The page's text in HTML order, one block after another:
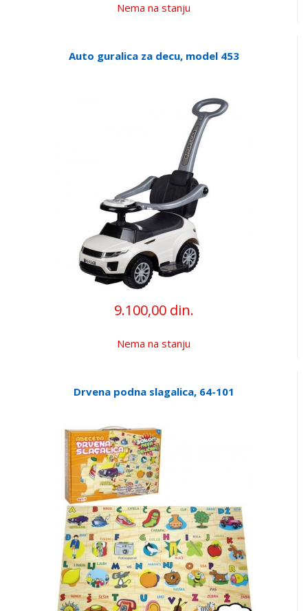
Nema na stanju
Auto guralica za decu, model 453
9.100,00 din.
Nema na stanju
Drvena podna slagalica, 64-101